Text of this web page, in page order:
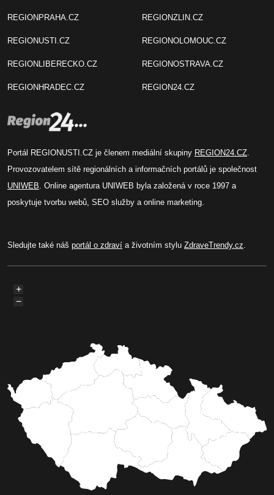
REGIONPRAHA.CZ
REGIONUSTI.CZ
REGIONLIBERECKO.CZ
REGIONHRADEC.CZ
REGIONZLIN.CZ
REGIONOLOMOUC.CZ
REGIONOSTRAVA.CZ
REGION24.CZ
Portál REGIONUSTI.CZ je členem mediální skupiny REGION24.CZ.
Provozovatelem sítě regionálních a informačních portálů je společnost
UNIWEB. Online agentura UNIWEB byla založená v roce 1997 a
poskytuje tvorbu webů, SEO služby a online marketing.
Sledujte také náš portál o zdraví a životním stylu ZdraveTrendy.cz.
+
−